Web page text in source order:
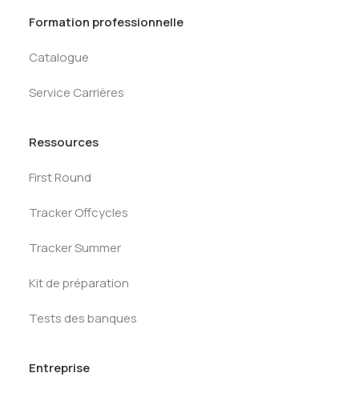
Formation professionnelle
Catalogue
Service Carrières
Ressources
First Round
Tracker Offcycles
Tracker Summer
Kit de préparation
Tests des banques
Entreprise